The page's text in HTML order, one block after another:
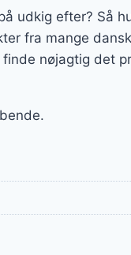
udkig efter? Så
fra mange
nøjagtig det